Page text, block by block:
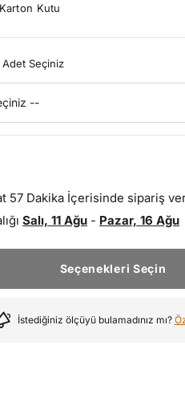
Kutu
Seçiniz
--
57 Dakika İçerisinde sipariş
Salı, 11 Ağu - Pazar, 16 Ağu
Seçenekleri Seçin
İstediğiniz ölçüyü bulamadınız mı?